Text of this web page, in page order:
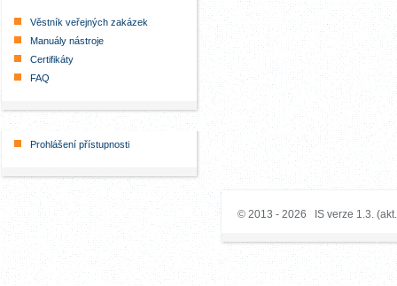
Věstník veřejných zakázek
Manuály nástroje
Certifikáty
FAQ
Prohlášení přístupnosti
© 2013 - 2026 IS verze 1.3.